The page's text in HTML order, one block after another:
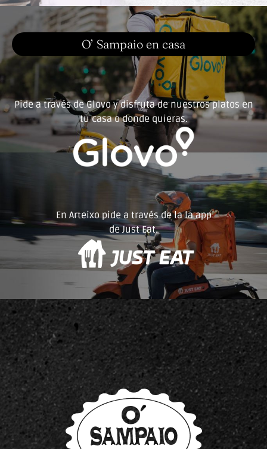
O’ Sampaio en casa
Pide a través de Glovo y disfruta de nuestros platos en
tu casa o donde quieras.
En Arteixo pide a través de la la app
de Just Eat.